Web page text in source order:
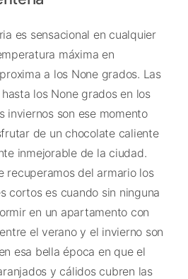
es sensacional en cualquier
máxima en
a los None grados. Las
los None grados en los
inviernos son ese momento
de un chocolate caliente
inmejorable de la ciudad.
recuperamos del armario los
cortos es cuando sin ninguna
en un apartamento con
el verano y el invierno son
esa bella época en que el
y cálidos cubren las